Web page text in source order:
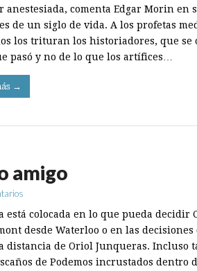
anestesiada, comenta Edgar Morin en
de un siglo de vida. A los profetas
los trituran los historiadores, que se
pasó y no de lo que los artífices…
→
amigo
está colocada en lo que pueda decidir
desde Waterloo o en las decisiones
distancia de Oriol Junqueras. Incluso
de Podemos incrustados dentro